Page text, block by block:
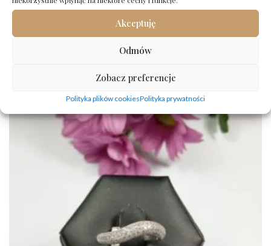
Akceptuję
Odmów
Zobacz preferencje
Polityka plików cookiesPolityka prywatności
Srebrny pierścionek próba 925 rozmiar 11